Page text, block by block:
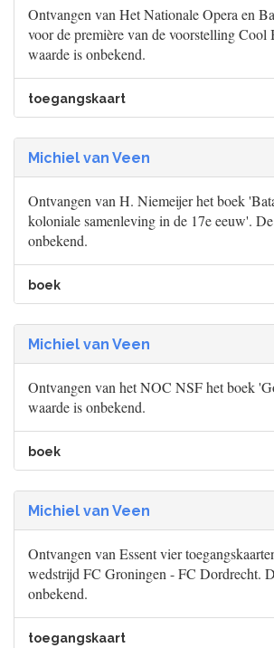
Ontvangen van Het Nationale Opera en
voor de première van de voorstelling Cool
waarde is onbekend.
toegangskaart
Michiel van Veen
Ontvangen van H. Niemeijer het boek
koloniale samenleving in de 17e eeuw'.
onbekend.
boek
Michiel van Veen
Ontvangen van het NOC NSF het boek
waarde is onbekend.
boek
Michiel van Veen
Ontvangen van Essent vier
wedstrijd FC Groningen - FC Dordrecht.
onbekend.
toegangskaart